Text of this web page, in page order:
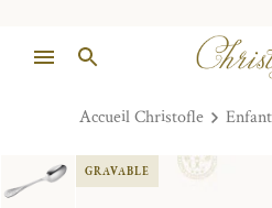
Accueil Christofle
GRAVABLE